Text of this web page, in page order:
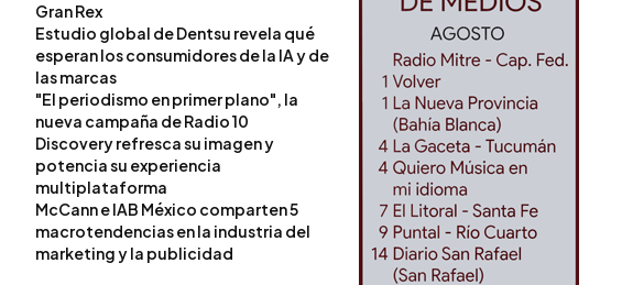
Gran Rex
Estudio global de Dentsu revela qué
esperan los consumidores de la IA y de
las marcas
"El periodismo en primer plano", la
nueva campaña de Radio 10
Discovery refresca su imagen y
potencia su experiencia
multiplataforma
McCann e IAB México comparten 5
macrotendencias en la industria del
marketing y la publicidad